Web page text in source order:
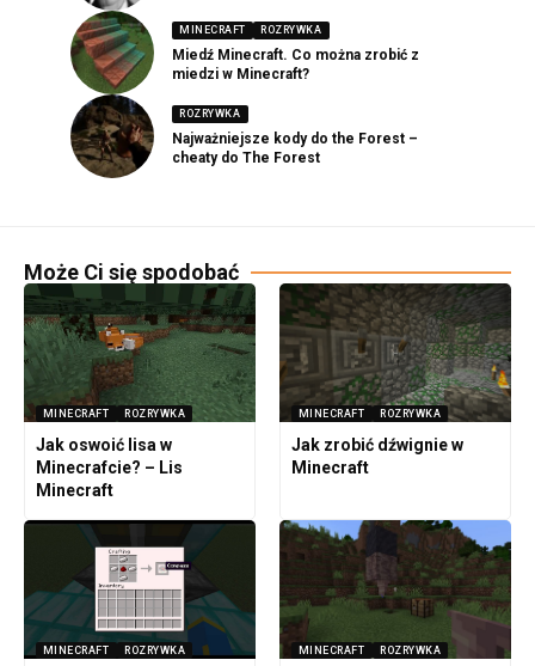
MINECRAFT ROZRYWKA
Miedź Minecraft. Co można zrobić z
miedzi w Minecraft?
ROZRYWKA
Najważniejsze kody do the Forest –
cheaty do The Forest
Może Ci się spodobać
MINECRAFT ROZRYWKA
Jak oswoić lisa w
Minecrafcie? – Lis
Minecraft
MINECRAFT ROZRYWKA
Jak zrobić dźwignie w
Minecraft
MINECRAFT ROZRYWKA MINECRAFT ROZRYWKA